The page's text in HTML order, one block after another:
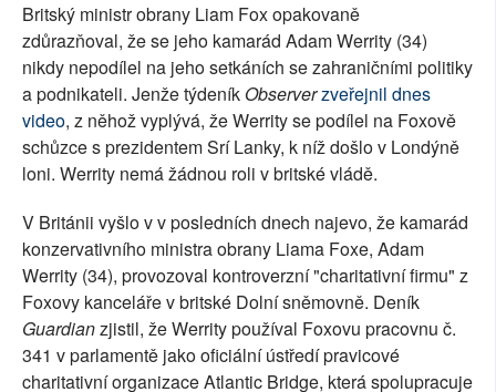
PŘÍSPĚVKY NA PROVOZ
SOCIÁLNÍ SÍTĚ
RUBRIKY
PLNÁ VERZE STRÁNEK
Britský ministr obrany Liam Fox opakovaně
zdůrazňoval, že se jeho kamarád Adam Werrity (34)
nikdy nepodílel na jeho setkáních se zahraničními politiky
a podnikateli. Jenže týdeník Observerzveřejnil dnes
video, z něhož vyplývá, že Werrity se podílel na Foxově
schůzce s prezidentem Srí Lanky, k níž došlo v Londýně
loni. Werrity nemá žádnou roli v britské vládě.
V Británii vyšlo v v posledních dnech najevo, že kamarád
konzervativního ministra obrany Liama Foxe, Adam
Werrity (34), provozoval kontroverzní "charitativní firmu" z
Foxovy kanceláře v britské Dolní sněmovně. Deník
Guardianzjistil, že Werrity používal Foxovu pracovnu č.
341 v parlamentě jako oficiální ústředí pravicové
charitativní organizace Atlantic Bridge, která spolupracuje